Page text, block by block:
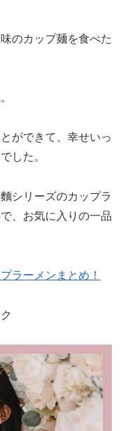
のカップ麺を食べた
ができて、幸せいっ
した。
シリーズのカップラ
、お気に入りの一品
ラーメンまとめ！